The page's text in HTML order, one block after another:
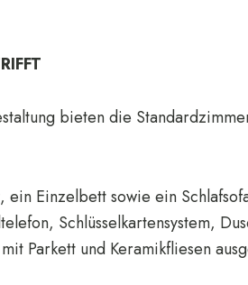
bieten die
Einzelbett sowie ein
Schlüsselkartensystem,
Parkett und Keramikfliesen